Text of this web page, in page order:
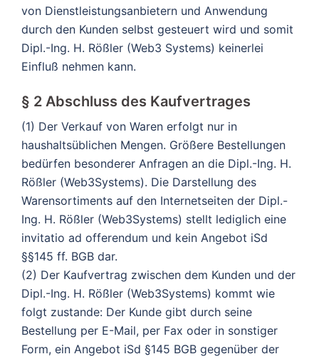
von Dienstleistungsanbietern und Anwendung
durch den Kunden selbst gesteuert wird und somit
Dipl.-Ing. H. Rößler (Web3 Systems) keinerlei
Einfluß nehmen kann.
§ 2 Abschluss des Kaufvertrages
(1) Der Verkauf von Waren erfolgt nur in
haushaltsüblichen Mengen. Größere Bestellungen
bedürfen besonderer Anfragen an die Dipl.-Ing. H.
Rößler (Web3Systems). Die Darstellung des
Warensortiments auf den Internetseiten der Dipl.-
Ing. H. Rößler (Web3Systems) stellt lediglich eine
invitatio ad offerendum und kein Angebot iSd
§§145 ff. BGB dar.
(2) Der Kaufvertrag zwischen dem Kunden und der
Dipl.-Ing. H. Rößler (Web3Systems) kommt wie
folgt zustande: Der Kunde gibt durch seine
Bestellung per E-Mail, per Fax oder in sonstiger
Form, ein Angebot iSd §145 BGB gegenüber der